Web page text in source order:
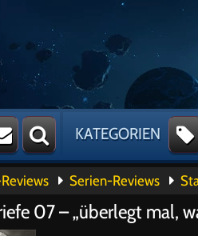
KATEGORIEN
Serien-Reviews
07 – „überlegt mal,